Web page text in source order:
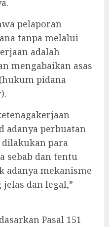
pelaporan
tanpa melalui
adalah
mengabaikan asas
pidana
adanya perbuatan
para
sebab dan tentu
adanya mekanisme
dan legal,”
Pasal 151